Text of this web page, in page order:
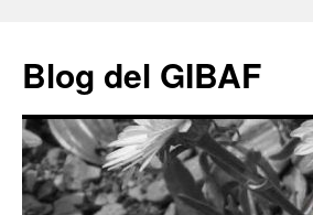
contingut
Blog del GIBAF